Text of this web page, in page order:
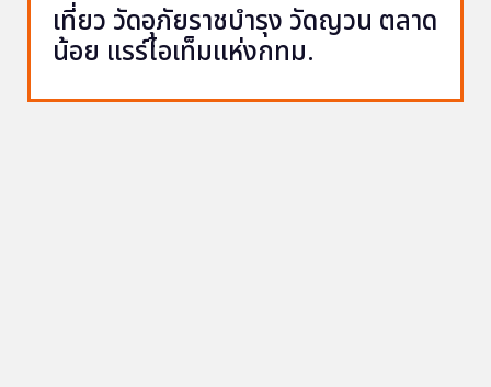
เที่ยว วัดอุภัยราชบำรุง วัดญวน ตลาด
น้อย แรร์ไอเท็มแห่งกทม.